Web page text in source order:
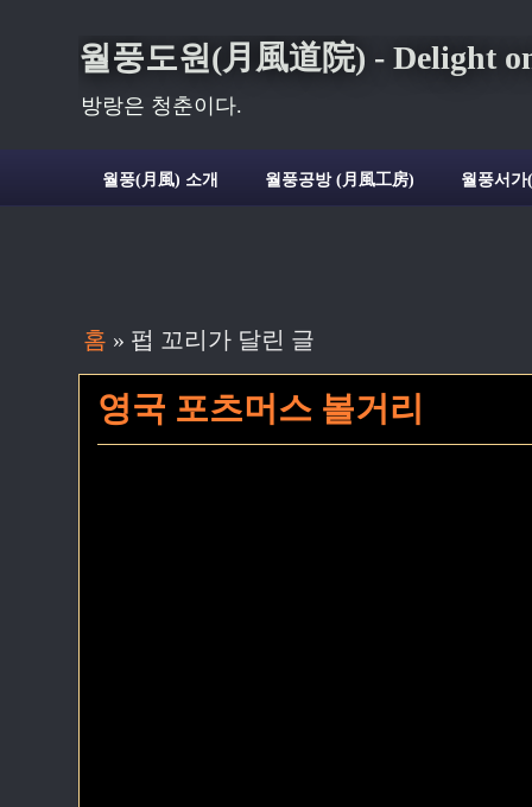
월풍도원(月風道院) - Delight
방랑은 청춘이다.
월풍(月風) 소개 월풍공방 (月風工房) 월풍서
홈 » 펍 꼬리가 달린 글
영국 포츠머스 볼거리